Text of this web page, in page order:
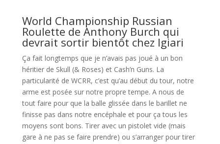
World Championship Russian
Roulette de Anthony Burch qui
devrait sortir bientôt chez Igiari
Ça fait longtemps que je n’avais pas joué à un bon
héritier de Skull (& Roses) et Cash’n Guns. La
particularité de WCRR, c’est qu’au début du tour, notre
arme est posée sur notre propre tempe. A nous de
tout faire pour que la balle glissée dans le barillet ne
finisse pas dans notre encéphale et pour ça tous les
moyens sont bons. Tirer avec un pistolet vide (mais
gare à ne pas se faire prendre) ou s’arranger pour tirer